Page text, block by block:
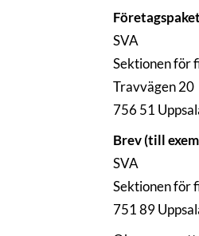
SVA
Sektionen för
Travvägen 20
756 51
Brev (till
SVA
Sektionen för
751 89